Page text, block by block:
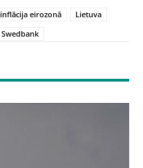
inflācija eirozonā
Lietuva
Swedbank